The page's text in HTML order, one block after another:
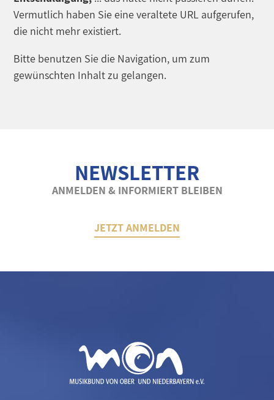
Vermutlich haben Sie eine veraltete URL aufgerufen,
die nicht mehr existiert.
Bitte benutzen Sie die Navigation, um zum
gewünschten Inhalt zu gelangen.
NEWSLETTER
ANMELDEN & INFORMIERT BLEIBEN
JETZT ANMELDEN